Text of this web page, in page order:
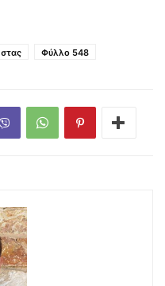
Φύλλο 548